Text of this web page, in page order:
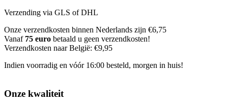
Verzending via GLS of DHL
Onze verzendkosten binnen Nederlands zijn €6,75
Vanaf 75 euro betaald u geen verzendkosten!
Verzendkosten naar België: €9,95
Indien voorradig en vóór 16:00 besteld, morgen in huis!
Onze kwaliteit